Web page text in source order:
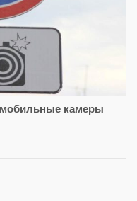
мобильные камеры